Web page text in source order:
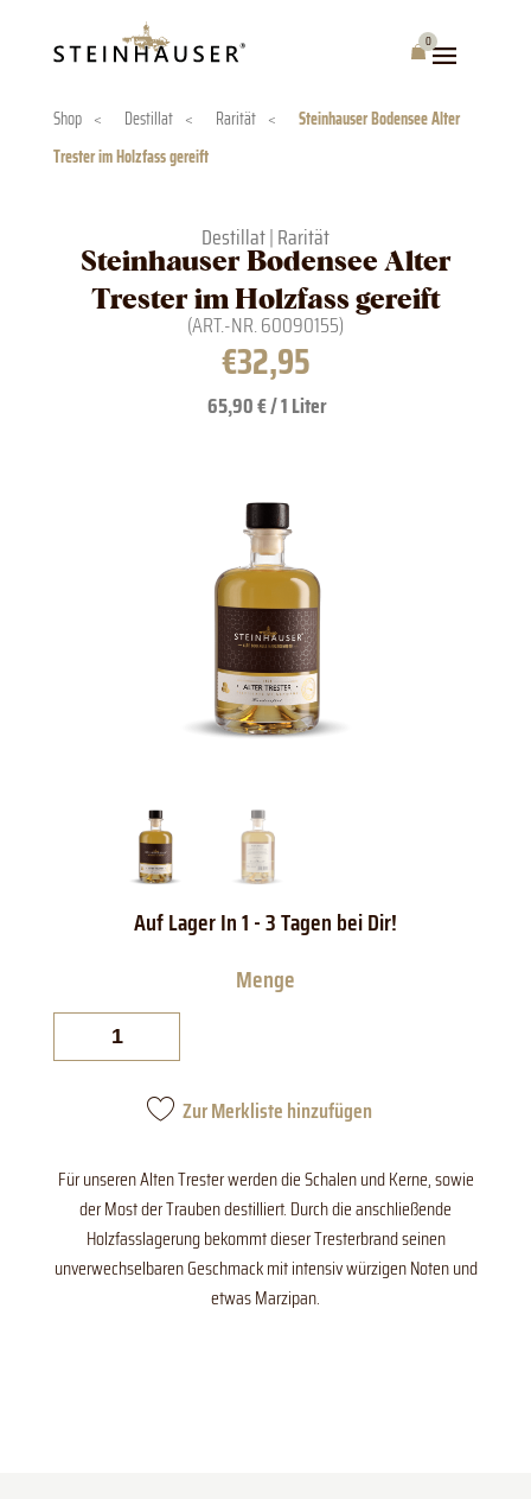
0
Warenkorb
Shop < Destillat < Rarität <
Steinhauser Bodensee Alter
Trester im Holzfass gereift
Destillat|Rarität
Steinhauser Bodensee Alter
Trester im Holzfass gereift
(ART.-NR.60090155)
€32,95
65,90 € / 1 Liter
Zur Merkliste hinzufügen
Für unseren Alten Trester werden die Schalen und Kerne, sowie
der Most der Trauben destilliert. Durch die anschließende
Holzfasslagerung bekommt dieser Tresterbrand seinen
unverwechselbaren Geschmack mit intensiv würzigen Noten und
etwas Marzipan.